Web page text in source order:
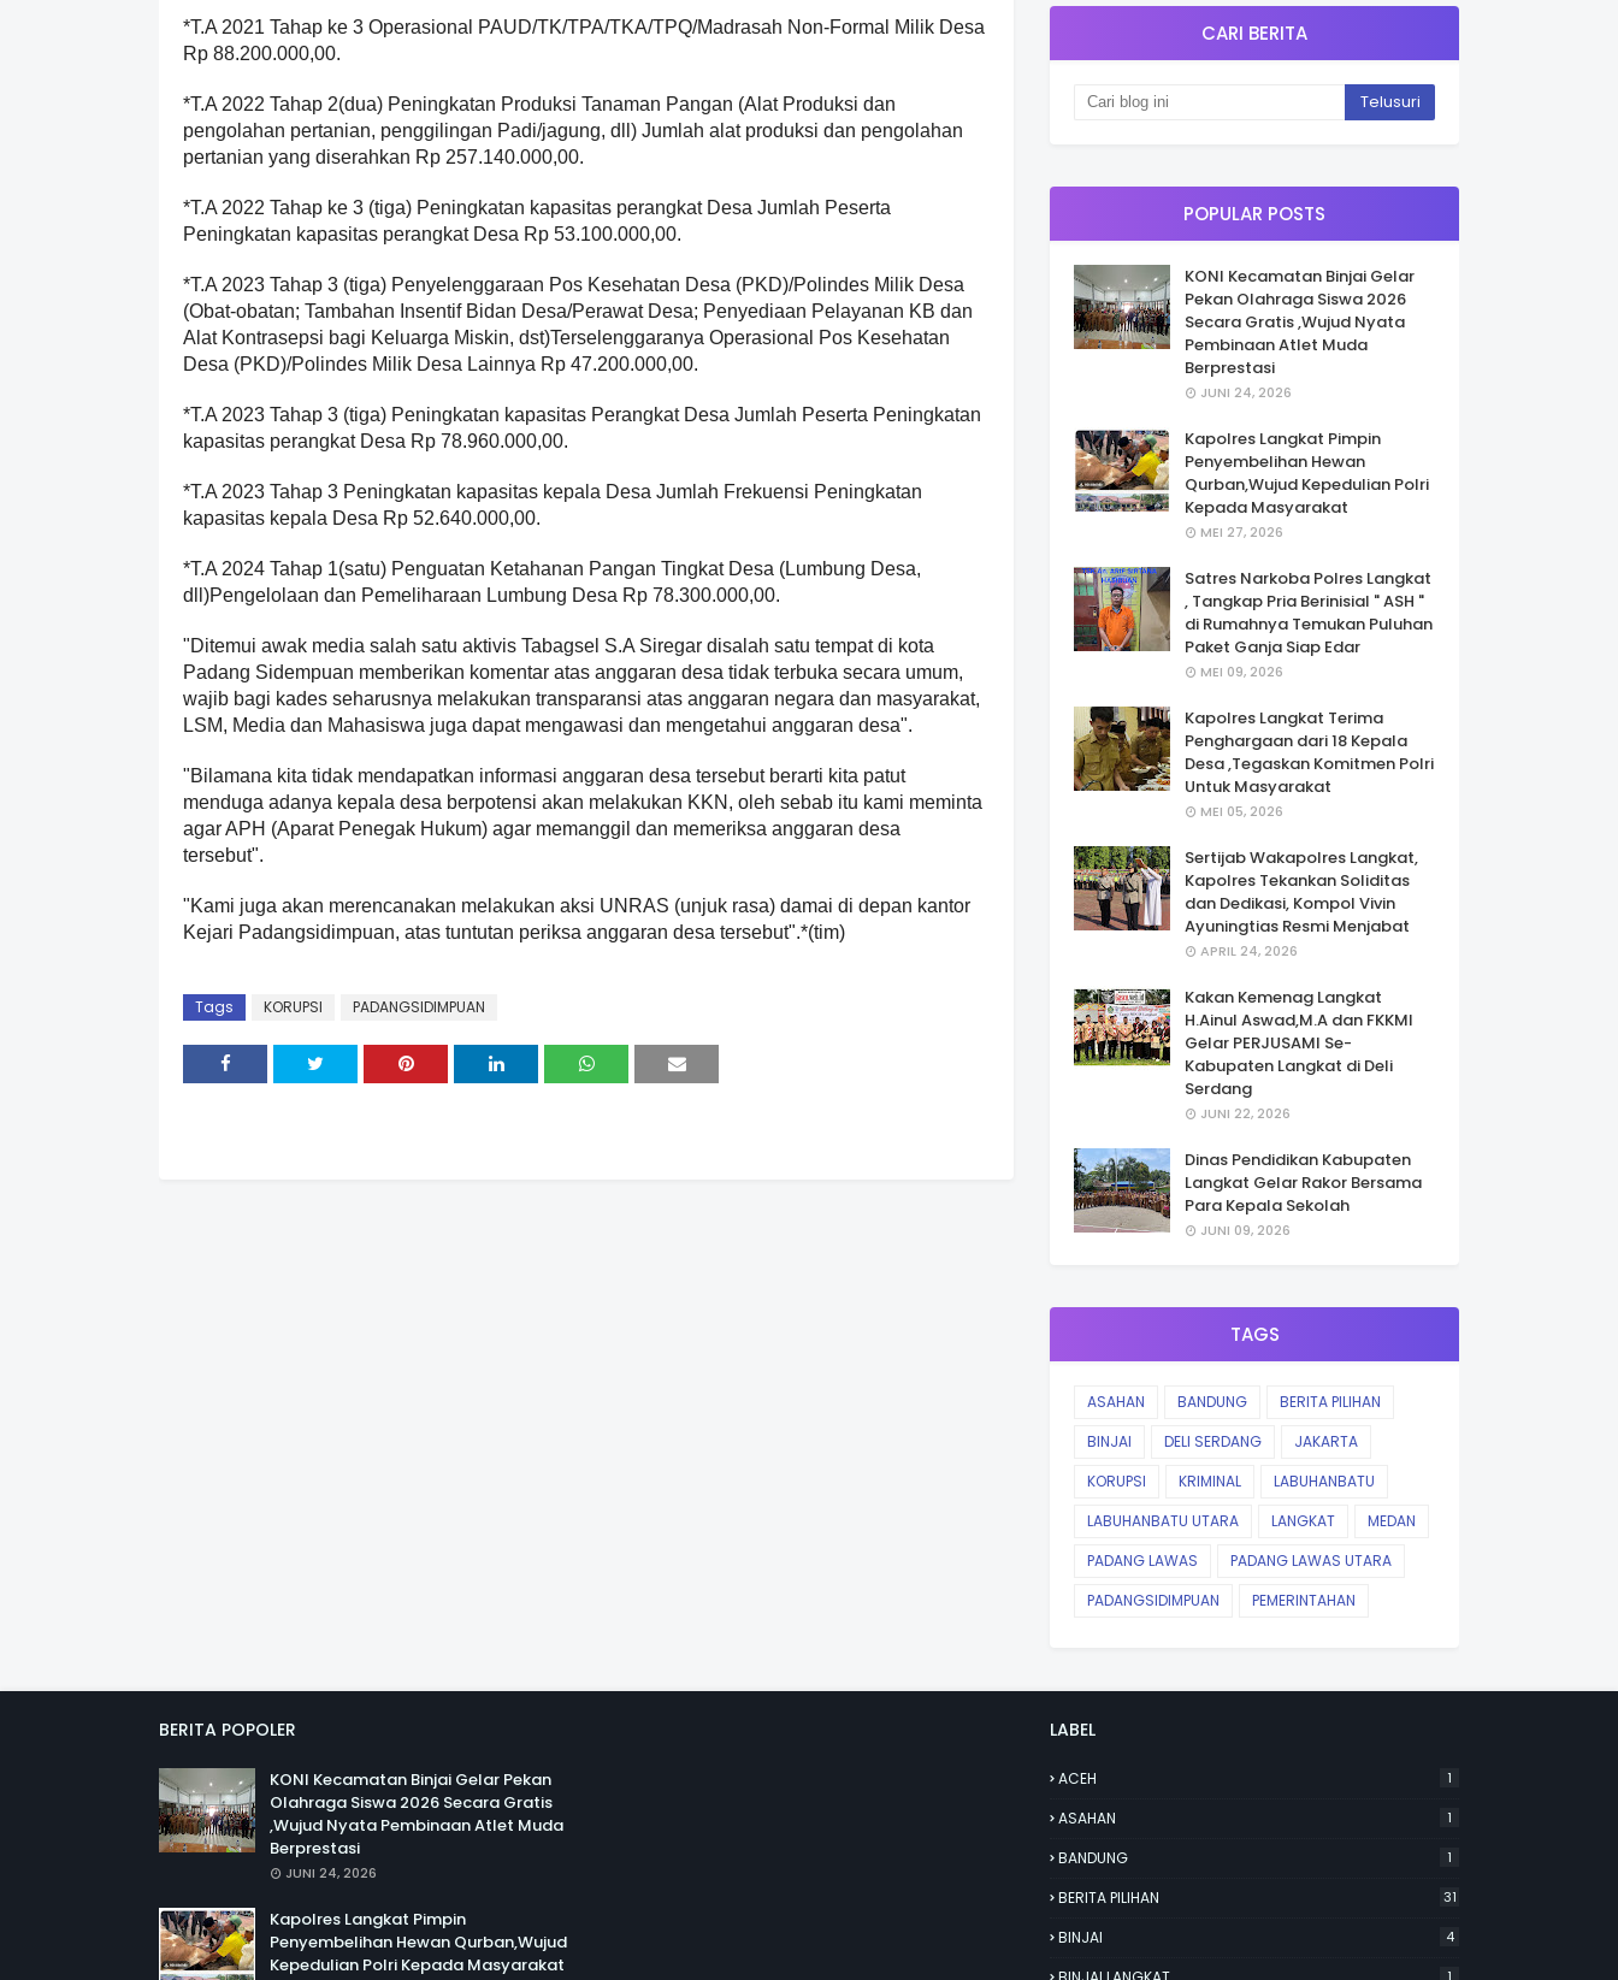
*T.A 2021 Tahap ke 3 Operasional PAUD/TK/TPA/TKA/TPQ/Madrasah Non-Formal Milik Desa
Rp 88.200.000,00.
*T.A 2022 Tahap 2(dua) Peningkatan Produksi Tanaman Pangan (Alat Produksi dan
pengolahan pertanian, penggilingan Padi/jagung, dll) Jumlah alat produksi dan pengolahan
pertanian yang diserahkan Rp 257.140.000,00.
*T.A 2022 Tahap ke 3 (tiga) Peningkatan kapasitas perangkat Desa Jumlah Peserta
Peningkatan kapasitas perangkat Desa Rp 53.100.000,00.
*T.A 2023 Tahap 3 (tiga) Penyelenggaraan Pos Kesehatan Desa (PKD)/Polindes Milik Desa
(Obat-obatan; Tambahan Insentif Bidan Desa/Perawat Desa; Penyediaan Pelayanan KB dan
Alat Kontrasepsi bagi Keluarga Miskin, dst)Terselenggaranya Operasional Pos Kesehatan
Desa (PKD)/Polindes Milik Desa Lainnya Rp 47.200.000,00.
*T.A 2023 Tahap 3 (tiga) Peningkatan kapasitas Perangkat Desa Jumlah Peserta Peningkatan
kapasitas perangkat Desa Rp 78.960.000,00.
*T.A 2023 Tahap 3 Peningkatan kapasitas kepala Desa Jumlah Frekuensi Peningkatan
kapasitas kepala Desa Rp 52.640.000,00.
*T.A 2024 Tahap 1(satu) Penguatan Ketahanan Pangan Tingkat Desa (Lumbung Desa,
dll)Pengelolaan dan Pemeliharaan Lumbung Desa Rp 78.300.000,00.
"Ditemui awak media salah satu aktivis Tabagsel S.A Siregar disalah satu tempat di kota
Padang Sidempuan memberikan komentar atas anggaran desa tidak terbuka secara umum,
wajib bagi kades seharusnya melakukan transparansi atas anggaran negara dan masyarakat,
LSM, Media dan Mahasiswa juga dapat mengawasi dan mengetahui anggaran desa".
"Bilamana kita tidak mendapatkan informasi anggaran desa tersebut berarti kita patut
menduga adanya kepala desa berpotensi akan melakukan KKN, oleh sebab itu kami meminta
agar APH (Aparat Penegak Hukum) agar memanggil dan memeriksa anggaran desa
tersebut".
"Kami juga akan merencanakan melakukan aksi UNRAS (unjuk rasa) damai di depan kantor
Kejari Padangsidimpuan, atas tuntutan periksa anggaran desa tersebut".*(tim)
Tags KORUPSI PADANGSIDIMPUAN
CARI BERITA
POPULAR POSTS
KONI Kecamatan Binjai Gelar
Pekan Olahraga Siswa 2026
Secara Gratis ,Wujud Nyata
Pembinaan Atlet Muda
Berprestasi
JUNI 24, 2026
Kapolres Langkat Pimpin
Penyembelihan Hewan
Qurban,Wujud Kepedulian Polri
Kepada Masyarakat
MEI 27, 2026
Satres Narkoba Polres Langkat
, Tangkap Pria Berinisial " ASH "
di Rumahnya Temukan Puluhan
Paket Ganja Siap Edar
MEI 09, 2026
Kapolres Langkat Terima
Penghargaan dari 18 Kepala
Desa ,Tegaskan Komitmen Polri
Untuk Masyarakat
MEI 05, 2026
Sertijab Wakapolres Langkat,
Kapolres Tekankan Soliditas
dan Dedikasi, Kompol Vivin
Ayuningtias Resmi Menjabat
APRIL 24, 2026
Kakan Kemenag Langkat
H.Ainul Aswad,M.A dan FKKMI
Gelar PERJUSAMI Se-
Kabupaten Langkat di Deli
Serdang
JUNI 22, 2026
Dinas Pendidikan Kabupaten
Langkat Gelar Rakor Bersama
Para Kepala Sekolah
JUNI 09, 2026
TAGS
ASAHAN BANDUNG
BERITA PILIHAN
BINJAI
DELI SERDANG
JAKARTA
KORUPSI
KRIMINAL
LABUHANBATU
LABUHANBATU UTARA
LANGKAT
MEDAN
PADANG LAWAS
PADANG LAWAS UTARA
PADANGSIDIMPUAN
PEMERINTAHAN
BERITA POPOLER
KONI Kecamatan Binjai Gelar Pekan
Olahraga Siswa 2026 Secara Gratis
,Wujud Nyata Pembinaan Atlet Muda
Berprestasi
JUNI 24, 2026
Kapolres Langkat Pimpin
Penyembelihan Hewan Qurban,Wujud
Kepedulian Polri Kepada Masyarakat
LABEL
ACEH 1
ASAHAN 1
BANDUNG 1
BERITA PILIHAN 31
BINJAI 4